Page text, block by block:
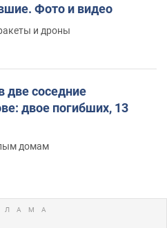
Фото и видео
и дроны
две соседние
двое погибших, 13
домам